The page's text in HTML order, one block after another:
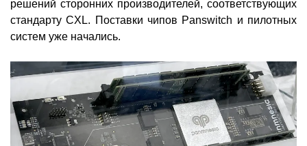
решений сторонних производителей, соответствующих
стандарту CXL. Поставки чипов Panswitch и пилотных
систем уже начались.